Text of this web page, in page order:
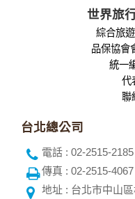
業夥伴處取得個人資料。
當客戶在本網站註冊時，
身份證字號、電子郵件、
當您註冊成功，並登入使
料。註冊時，本網站取得
號、電子郵件、出生日期
成功，並登入使用我們的
其他除了上述，會保留您
用的瀏覽器、瀏覽及點選
的瀏覽器予以標示，歸納
網頁，除非您願意告知您
將此項記錄和您對應。請
商，或與連結本網站，也
世界旅
綜合旅
品保協會
統一
代
聯
台北總公司
電話 : 02-2515-2185
傳真 : 02-2515-4067
地址 : 台北市中山